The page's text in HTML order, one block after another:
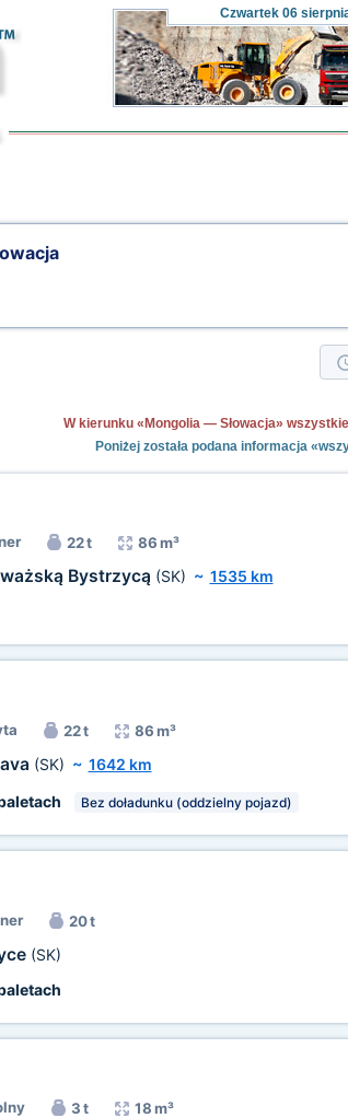
Czwartek06
W kierunku «Mongolia — Słowacja»
Poniżej została podana informacja
22 t 86 m³
Bystrzycą (SK) ~ 1535 km
22 t 86 m³
(SK) ~ 1642 km
Bez doładunku (oddzielny pojazd)
20 t
(SK)
3 t 18 m³